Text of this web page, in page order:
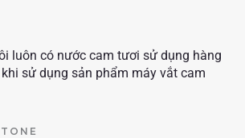
luôn có nước cam tươi sử dụng hàng
sử dụng sản phẩm máy vắt cam